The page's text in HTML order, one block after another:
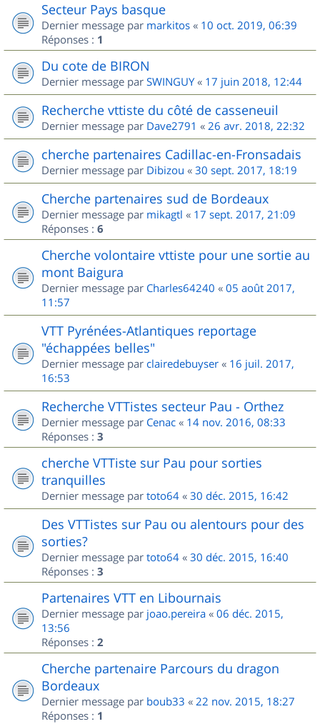
Secteur Pays basque
Dernier message par markitos « 10 oct. 2019, 06:39
Réponses : 1
Du cote de BIRON
Dernier message par SWINGUY« 17 juin 2018, 12:44
Recherche vttiste du côté de casseneuil
Dernier message par Dave2791 « 26 avr. 2018, 22:32
cherche partenaires Cadillac-en-Fronsadais
Dernier message par Dibizou « 30 sept. 2017, 18:19
Cherche partenaires sud de Bordeaux
Dernier message par mikagtl « 17 sept. 2017, 21:09
Réponses : 6
Cherche volontaire vttiste pour une sortie au
mont Baigura
Dernier message par Charles64240 « 05 août 2017,
11:57
VTT Pyrénées-Atlantiques reportage
"échappées belles"
Dernier message par clairedebuyser « 16 juil. 2017,
16:53
Recherche VTTistes secteur Pau - Orthez
Dernier message par Cenac « 14 nov. 2016, 08:33
Réponses : 3
cherche VTTiste sur Pau pour sorties
tranquilles
Dernier message par toto64 « 30 déc. 2015, 16:42
Des VTTistes sur Pau ou alentours pour des
sorties?
Dernier message par toto64 « 30 déc. 2015, 16:40
Réponses : 3
Partenaires VTT en Libournais
Dernier message par joao.pereira « 06 déc. 2015,
13:56
Réponses : 2
Cherche partenaire Parcours du dragon
Bordeaux
Dernier message par boub33 « 22 nov. 2015, 18:27
Réponses : 1